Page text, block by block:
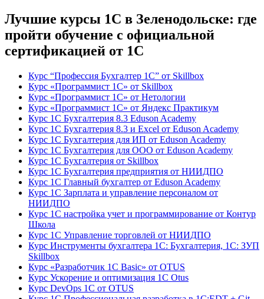
Лучшие курсы 1С в Зеленодольске: где
пройти обучение с официальной
сертификацией от 1С
Курс “Профессия Бухгалтер 1С” от Skillbox
Курс «Программист 1С» от Skillbox
Курс «Программист 1С» от Нетологии
Курс «Программист 1С» от Яндекс Практикум
Курс 1С Бухгалтерия 8.3 Eduson Academy
Курс 1С Бухгалтерия 8.3 и Excel от Eduson Academy
Курс 1С Бухгалтерия для ИП от Eduson Academy
Курс 1С Бухгалтерия для ООО от Eduson Academy
Курс 1С Бухгалтерия от Skillbox
Курс 1С Бухгалтерия предприятия от НИИДПО
Курс 1С Главный бухгалтер от Eduson Academy
Курс 1С Зарплата и управление персоналом от
НИИДПО
Курс 1С настройка учет и программирование от Контур
Школа
Курс 1С Управление торговлей от НИИДПО
Курс Инструменты бухгалтера 1С: Бухгалтерия, 1С: ЗУП
Skillbox
Курс «Разработчик 1С Basic» от OTUS
Курс Ускорение и оптимизация 1С Otus
Курс DevOps 1С от OTUS